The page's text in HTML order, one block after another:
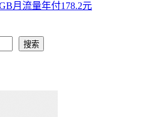
月流量年付178.2元
搜索